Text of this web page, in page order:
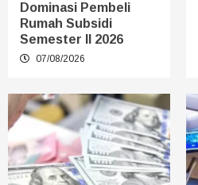
Dominasi Pembeli
Rumah Subsidi
Semester II 2026
07/08/2026